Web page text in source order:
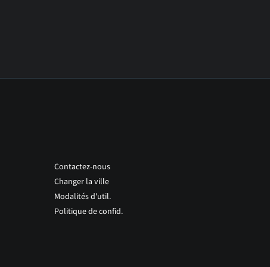
Contactez-nous
Changer la ville
Modalités d'util.
Politique de confid.